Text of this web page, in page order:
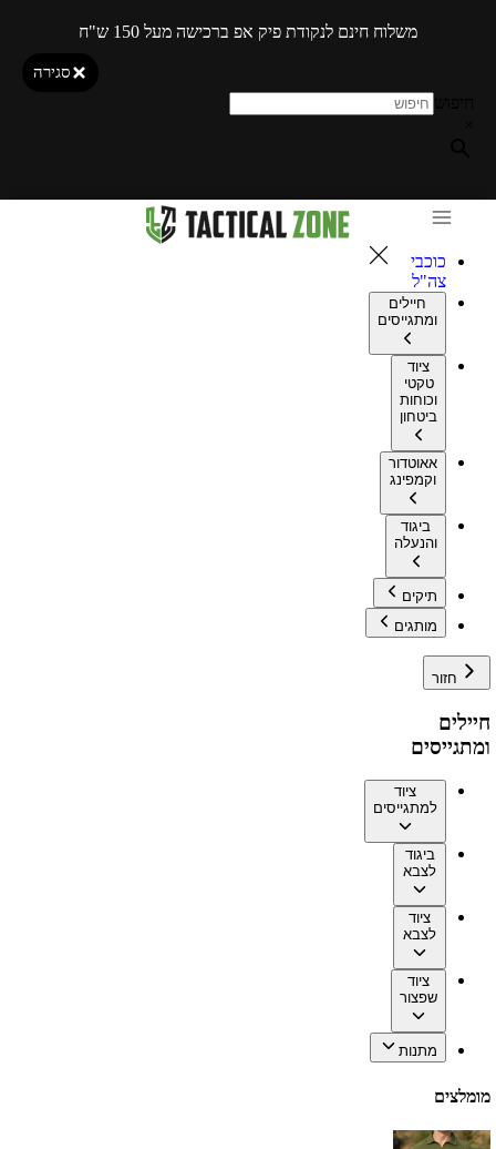
משלוח חינם לנקודת פיק אפ ברכישה מעל 150 ש"ח
סגירה
כוכבי
צה"ל
חיילים
ומתגייסים
ציוד
טקטי
וכוחות
ביטחון
אאוטדור
וקמפינג
ביגוד
והנעלה
תיקים
מותגים
חזור
חיילים
ומתגייסים
ציוד
למתגייסים
ביגוד
לצבא
ציוד
לצבא
ציוד
שפצור
מתנות
מומלצים